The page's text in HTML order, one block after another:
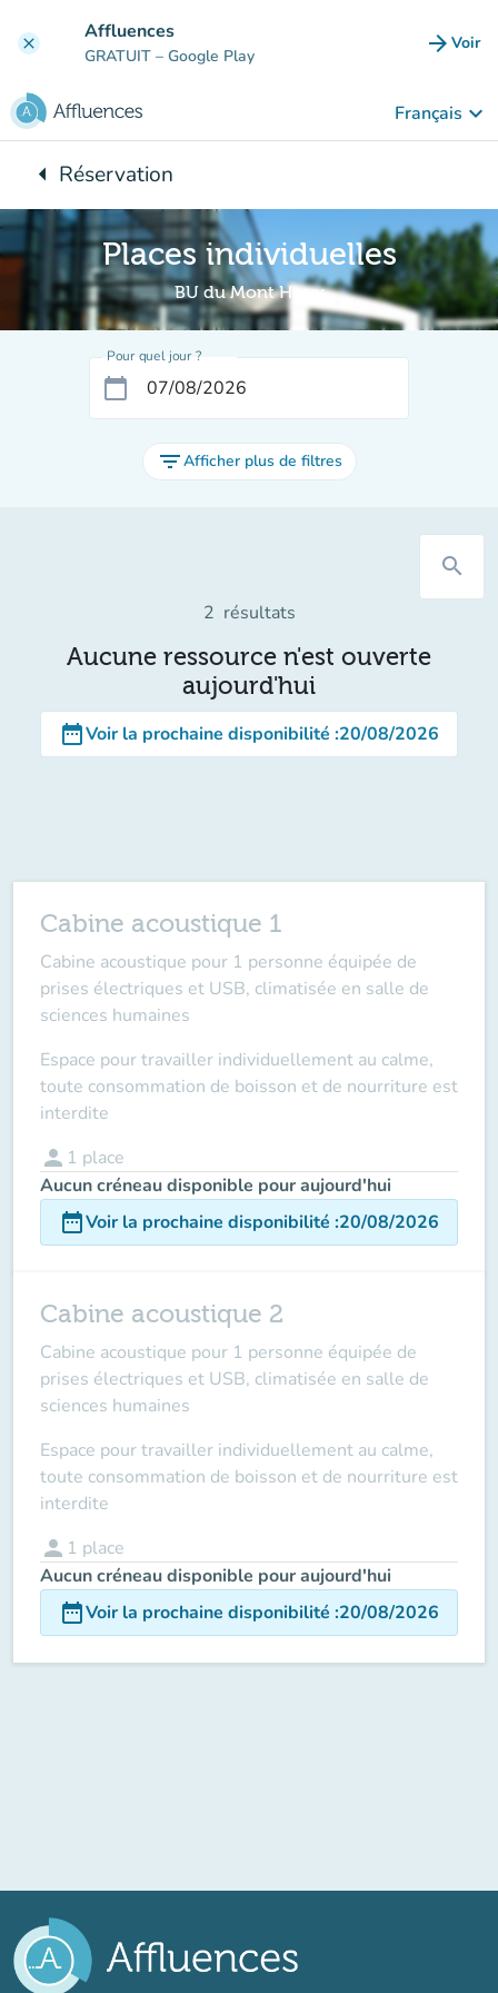
clear Affluences
GRATUIT – Google Play arrow_forward Voir
Français keyboard_arrow_down
arrow_leftRetour à :
Réservation
Places individuelles
BU du Mont Houy
Pour quel jour ?
calendar_today
filter_listAfficher plus de filtres
search
2 résultats
Aucune ressource n'est ouverte
aujourd'hui
date_rangeVoir la prochaine disponibilité :20/08/2026
Cabine acoustique 1
Cabine acoustique pour 1 personne équipée de
prises électriques et USB, climatisée en salle de
sciences humaines
Espace pour travailler individuellement au calme,
toute consommation de boisson et de nourriture est
interdite
person 1 place
Aucun créneau disponible pour aujourd'hui
date_rangeVoir la prochaine disponibilité :20/08/2026
Cabine acoustique 2
Cabine acoustique pour 1 personne équipée de
prises électriques et USB, climatisée en salle de
sciences humaines
Espace pour travailler individuellement au calme,
toute consommation de boisson et de nourriture est
interdite
person 1 place
Aucun créneau disponible pour aujourd'hui
date_rangeVoir la prochaine disponibilité :20/08/2026